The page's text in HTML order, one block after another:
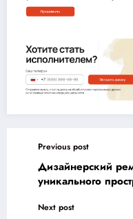
Previous post
Дизайнерский
уникального
Next post